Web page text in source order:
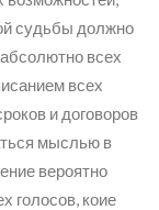
судьбы должно
всех
всех
и договоров
мыслью в
вероятно
голосов, коие